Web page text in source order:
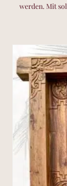
werden. Mit